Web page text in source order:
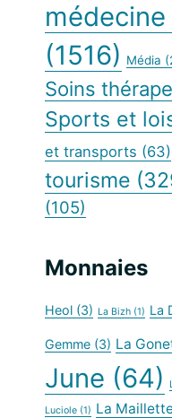
(1516) Média
Soins
Sports et
et transports (63)
tourisme
(105)
Monnaies
Heol (3) La Bizh (1) La
Gemme (3) La
June (64)
Luciole (1) La